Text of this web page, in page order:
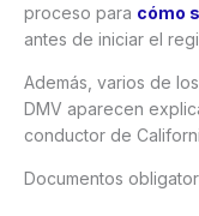
proceso para cómo
antes de iniciar el
Además, varios de
DMV aparecen
conductor de
Documentos